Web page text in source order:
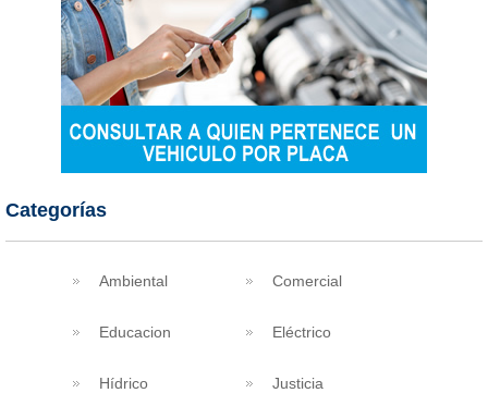
Categorías
Ambiental Comercial
Educacion Eléctrico
Hídrico Justicia